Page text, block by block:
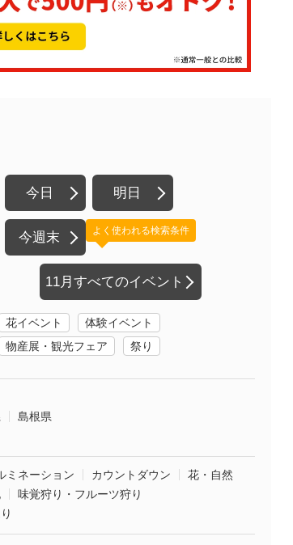
今日 明日
今週末
11月すべてのイベント
よく使われる検索条件
花イベント
体験イベント
物産展・観光フェア
祭り
島根県
ミネーション カウントダウン
花・自然
味覚狩り・フルーツ狩り